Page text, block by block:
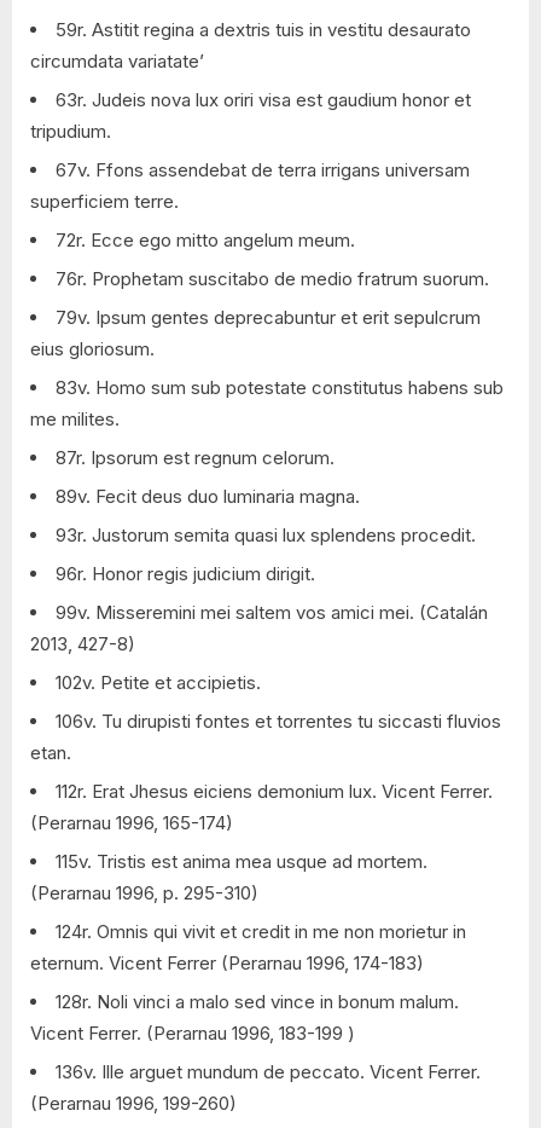
59r. Astitit regina a dextris tuis in vestitu desaurato
circumdata variatate’
63r. Judeis nova lux oriri visa est gaudium honor et
tripudium.
67v. Ffons assendebat de terra irrigans universam
superficiem terre.
72r. Ecce ego mitto angelum meum.
76r. Prophetam suscitabo de medio fratrum suorum.
79v. Ipsum gentes deprecabuntur et erit sepulcrum
eius gloriosum.
83v. Homo sum sub potestate constitutus habens sub
me milites.
87r. Ipsorum est regnum celorum.
89v. Fecit deus duo luminaria magna.
93r. Justorum semita quasi lux splendens procedit.
96r. Honor regis judicium dirigit.
99v. Misseremini mei saltem vos amici mei. (Catalán
2013, 427-8)
102v. Petite et accipietis.
106v. Tu dirupisti fontes et torrentes tu siccasti fluvios
etan.
112r. Erat Jhesus eiciens demonium lux. Vicent Ferrer.
(Perarnau 1996, 165-174)
115v. Tristis est anima mea usque ad mortem.
(Perarnau 1996, p. 295-310)
124r. Omnis qui vivit et credit in me non morietur in
eternum. Vicent Ferrer (Perarnau 1996, 174-183)
128r. Noli vinci a malo sed vince in bonum malum.
Vicent Ferrer. (Perarnau 1996, 183-199 )
136v. Ille arguet mundum de peccato. Vicent Ferrer.
(Perarnau 1996, 199-260)